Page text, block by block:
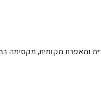
ומאפרת מקומית, מקסימה